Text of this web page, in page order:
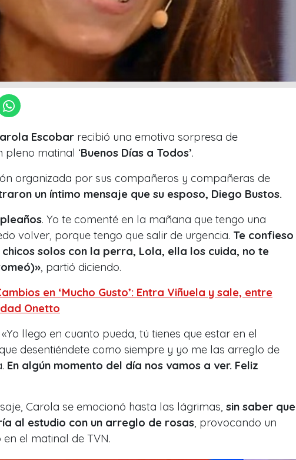
Escobar recibió una emotiva sorpresa de
pleno matinal ‘Buenos Días a Todos’.
organizada por sus compañeros y compañeras de
un íntimo mensaje que su esposo, Diego Bustos.
. Yo te comenté en la mañana que tengo una
volver, porque tengo que salir de urgencia. Te confieso
solos con la perra, Lola, ella los cuida, no te
, partió diciendo.
en ‘Mucho Gusto’: Entra Viñuela y sale, entre
Onetto
llego en cuanto pueda, tú tienes que estar en el
desentiéndete como siempre y yo me las arreglo de
En algún momento del día nos vamos a ver. Feliz
Carola se emocionó hasta las lágrimas, sin saber que
al estudio con un arreglo de rosas, provocando un
el matinal de TVN.